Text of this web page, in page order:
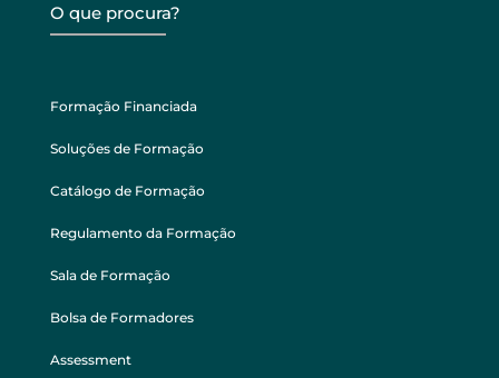
O que procura?
Formação Financiada
Soluções de Formação
Catálogo de Formação
Regulamento da Formação
Sala de Formação
Bolsa de Formadores
Assessment